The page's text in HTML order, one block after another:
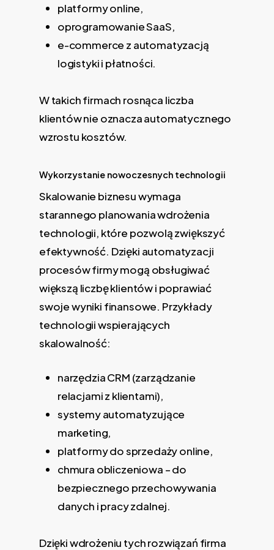
platformy online,
oprogramowanie SaaS,
e-commerce z automatyzacją
logistyki i płatności.
W takich firmach rosnąca liczba
klientów nie oznacza automatycznego
wzrostu kosztów.
Wykorzystanie nowoczesnych technologii
Skalowanie biznesu wymaga
starannego planowania wdrożenia
technologii, które pozwolą zwiększyć
efektywność. Dzięki automatyzacji
procesów firmy mogą obsługiwać
większą liczbę klientów i poprawiać
swoje wyniki finansowe. Przykłady
technologii wspierających
skalowalność:
narzędzia CRM (zarządzanie
relacjami z klientami),
systemy automatyzujące
marketing,
platformy do sprzedaży online,
chmura obliczeniowa – do
bezpiecznego przechowywania
danych i pracy zdalnej.
Dzięki wdrożeniu tych rozwiązań firma